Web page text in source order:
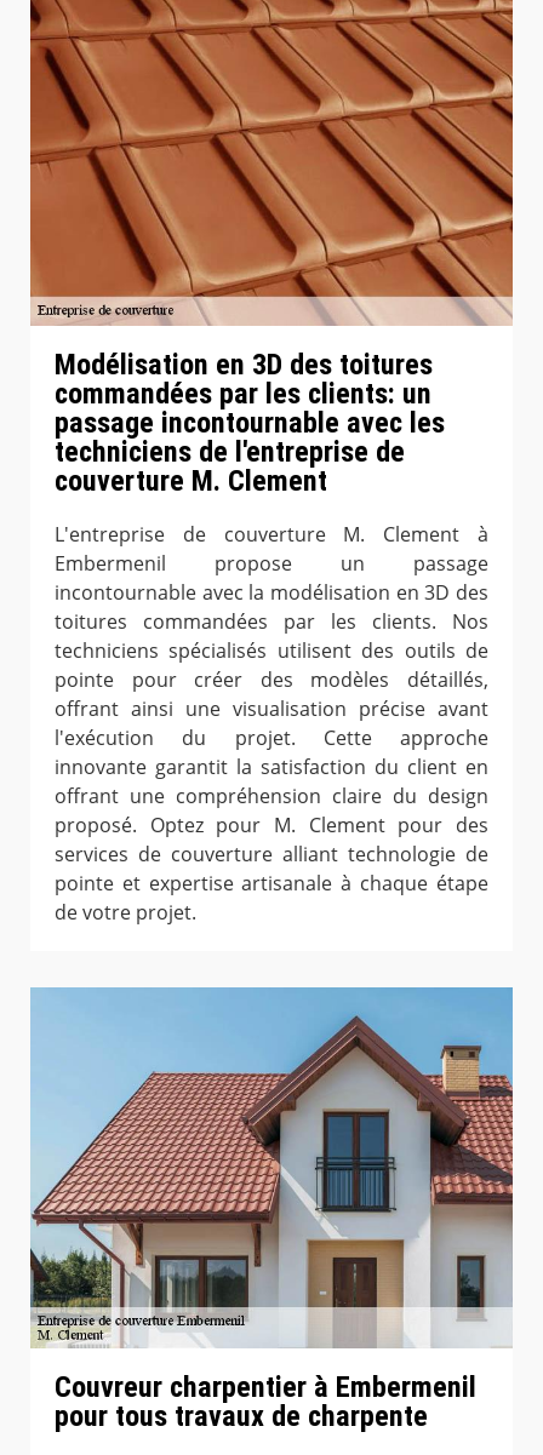
Modélisation en 3D des toitures
commandées par les clients: un
passage incontournable avec les
techniciens de l'entreprise de
couverture M. Clement
L'entreprise de couverture M. Clement à
Embermenil propose un passage
incontournable avec la modélisation en 3D des
toitures commandées par les clients. Nos
techniciens spécialisés utilisent des outils de
pointe pour créer des modèles détaillés,
offrant ainsi une visualisation précise avant
l'exécution du projet. Cette approche
innovante garantit la satisfaction du client en
offrant une compréhension claire du design
proposé. Optez pour M. Clement pour des
services de couverture alliant technologie de
pointe et expertise artisanale à chaque étape
de votre projet.
Couvreur charpentier à Embermenil
pour tous travaux de charpente